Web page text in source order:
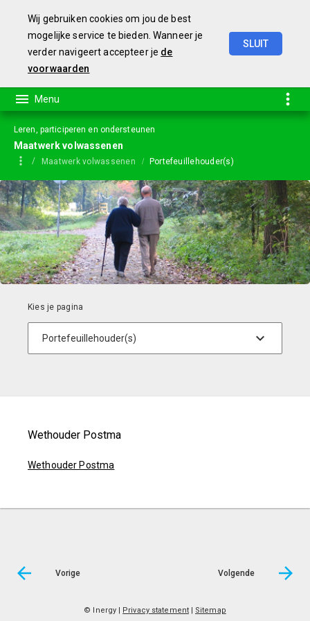
Wij gebruiken cookies om jou de best
mogelijke service te bieden. Wanneer je
verder navigeert accepteer je de
voorwaarden
SLUIT
Leren, participeren en ondersteunen
Maatwerk volwassenen
Maatwerk volwassenen Portefeuillehouder(s)
Wethouder Postma
Wethouder Postma
Vorige Volgende
© Inergy | Privacy statement| Sitemap